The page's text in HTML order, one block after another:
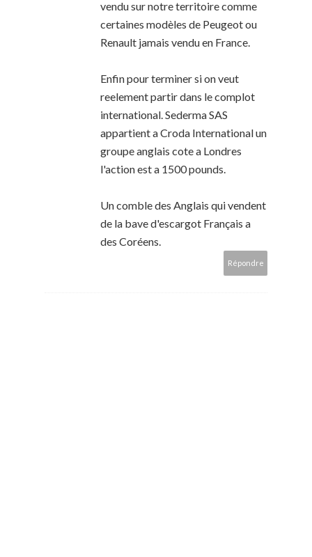
vendu sur notre territoire comme
certaines modèles de Peugeot ou
Renault jamais vendu en France.
Enfin pour terminer si on veut
reelement partir dans le complot
international. Sederma SAS
appartient a Croda International un
groupe anglais cote a Londres
l'action est a 1500 pounds.
Un comble des Anglais qui vendent
de la bave d'escargot Français a
des Coréens.
Répondre